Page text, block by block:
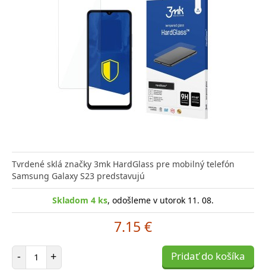
Tvrdené sklá značky 3mk HardGlass pre mobilný telefón
Samsung Galaxy S23 predstavujú
Skladom 4 ks, odošleme v utorok 11. 08.
7.15 €
- Počet položiek
+ Pridať do košíka